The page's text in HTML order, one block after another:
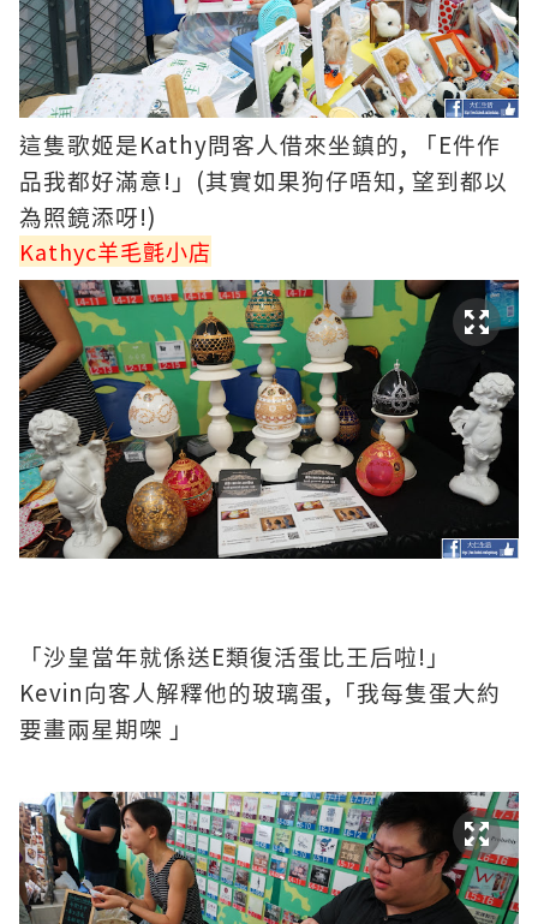
這隻歌姬是Kathy問客人借來坐鎮的, 「 E件作
品我都好滿意! 」 (其實如果狗仔唔知 , 望到都以
為照鏡添呀!)
Kathyc羊毛氈小店
「沙皇當年就係送E類復活蛋比王后啦! 」
Kevin向客人解釋他的玻璃蛋, 「我每隻蛋大約
要畫兩星期㗎 」